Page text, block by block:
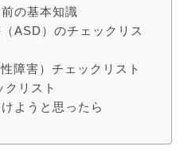
の基本知識
ASD）のチェックリス
障害）チェックリスト
リスト
ようと思ったら